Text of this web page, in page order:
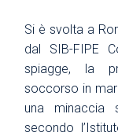
Si è svolta a
dal SIB-FIPE
spiagge, la
soccorso in
una minaccia
secondo